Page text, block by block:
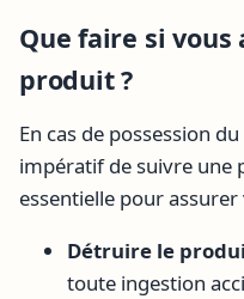
Que faire si vous
produit ?
En cas de possession
impératif de suivre une
essentielle pour
Détruire le
toute ingestion